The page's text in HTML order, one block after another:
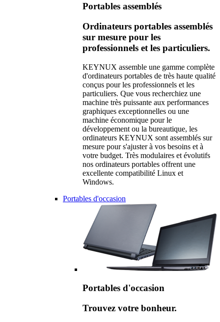
Portables assemblés
Ordinateurs portables assemblés
sur mesure pour les
professionnels et les particuliers.
KEYNUX assemble une gamme complète
d'ordinateurs portables de très haute qualité
conçus pour les professionnels et les
particuliers. Que vous recherchiez une
machine très puissante aux performances
graphiques exceptionnelles ou une
machine économique pour le
développement ou la bureautique, les
ordinateurs KEYNUX sont assemblés sur
mesure pour s'ajuster à vos besoins et à
votre budget. Très modulaires et évolutifs
nos ordinateurs portables offrent une
excellente compatibilité Linux et
Windows.
Portables d'occasion
Portables d'occasion
Trouvez votre bonheur.